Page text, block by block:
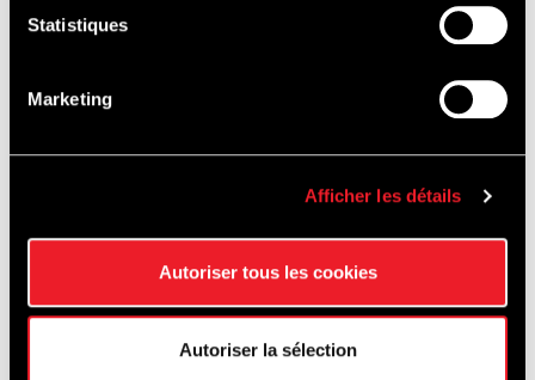
Statistiques
Marketing
Afficher les détails
Autoriser tous les cookies
Autoriser la sélection
piste à pied ou en trottinette.
*La nouvelle tribune Endurance n’est pas
* Food & Beverage : Pit Bar Resto (terrasse
du Pit buildig), Galan F&B (divers points de
vente dans les paddocks), Arbre qui tue (bar
dans le bas des paddocks), etc…